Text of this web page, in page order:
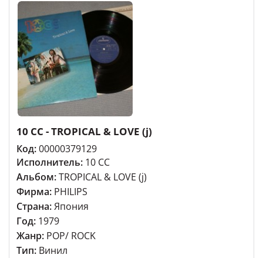
10 CC - TROPICAL & LOVE (j)
Код:00000379129
Исполнитель: 10 CC
Альбом:TROPICAL & LOVE (j)
Фирма: PHILIPS
Страна:Япония
Год: 1979
Жанр: POP/ ROCK
Тип: Винил